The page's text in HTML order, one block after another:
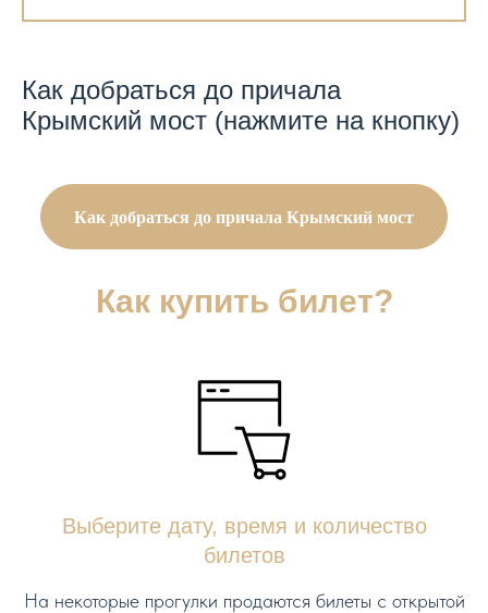
Как добраться до причала
Крымский мост (нажмите на кнопку)
Как добраться до причала Крымский мост
Как купить билет?
Выберите дату, время и количество
билетов
На некоторые прогулки продаются билеты с открытой